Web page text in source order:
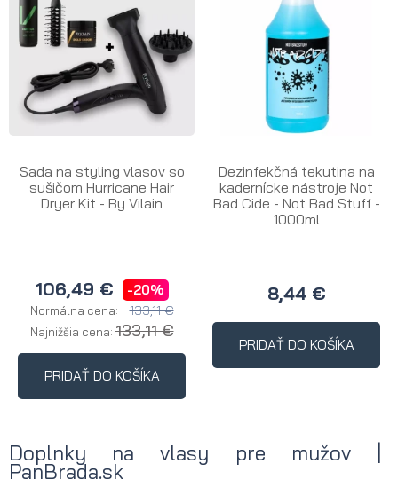
Sada na styling vlasov so
sušičom Hurricane Hair
Dryer Kit - By Vilain
106,49 € -20%
Normálna cena: 133,11 €
Najnižšia cena:133,11 €
PRIDAŤ DO KOŠÍKA
Dezinfekčná tekutina na
kadernícke nástroje Not
Bad Cide - Not Bad Stuff -
1000ml
8,44 €
PRIDAŤ DO KOŠÍKA
Doplnky na vlasy pre mužov |
PanBrada.sk